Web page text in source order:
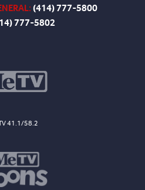
(414) 777-5800
777-5802
41.1/58.2